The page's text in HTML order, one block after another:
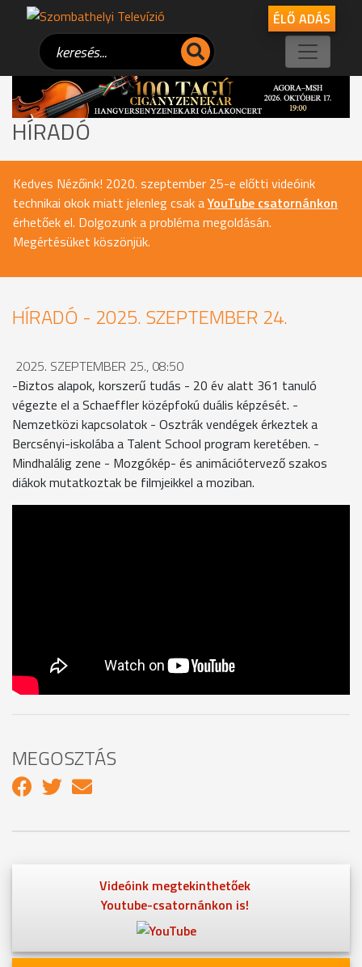
ÉLŐ ADÁS
HÍRADÓ
Kedves Nézőink! 2020. szeptember 25-e előtti videóink
technikai okok miatt jelenleg csak aYouTube csatornánkon
érhetőek el. Dolgozunk a probléma megoldásán.
Megértésüket köszönjük.
HÍRADÓ - 2025. SZEPTEMBER 24.
2025. SZEPTEMBER 25., 08:50
-Biztos alapok, korszerű tudás - 20 év alatt 361 tanuló
végezte el a Schaeffler középfokú duális képzését. -
Nemzetközi kapcsolatok - Osztrák vendégek érkeztek a
Bercsényi-iskolába a Talent School program keretében. -
Mindhalálig zene - Mozgókép- és animációtervező szakos
diákok mutatkoztak be filmjeikkel a moziban.
MEGOSZTÁS
Videóink megtekinthetőek
Youtube-csatornánkon is!